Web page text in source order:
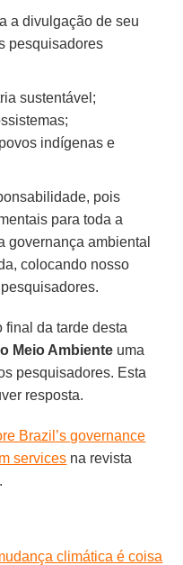
a divulgação de seu
pesquisadores
sustentável;
indígenas e
pois
para toda a
governança ambiental
colocando nosso
final da tarde desta
Meio Ambiente uma
pesquisadores. Esta
resposta.
Brazil’s governance
services na revista
.
climática é coisa